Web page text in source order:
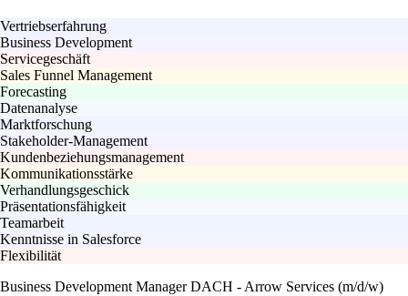
Vertriebserfahrung
Business Development
Servicegeschäft
Sales Funnel Management
Forecasting
Datenanalyse
Marktforschung
Stakeholder-Management
Kundenbeziehungsmanagement
Kommunikationsstärke
Verhandlungsgeschick
Präsentationsfähigkeit
Teamarbeit
Kenntnisse in Salesforce
Flexibilität
Business Development Manager DACH - Arrow Services (m/d/w)